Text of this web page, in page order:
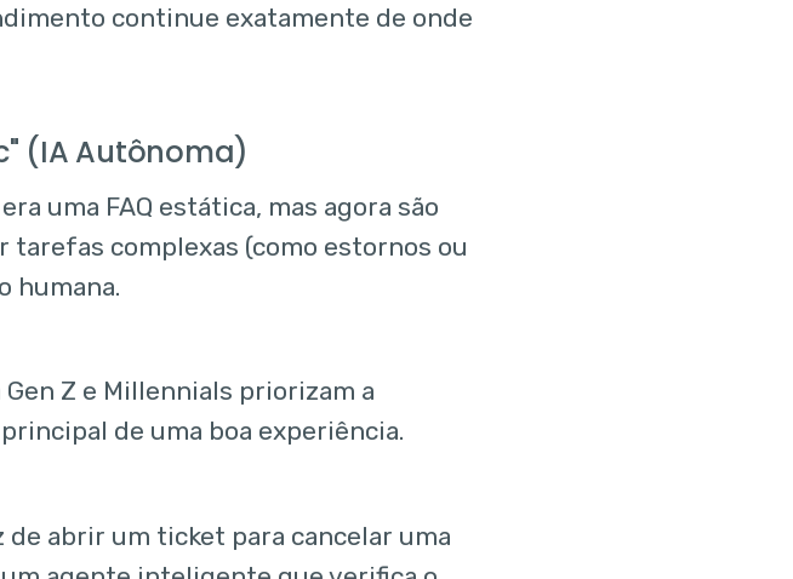
continue exatamente de onde
(IA Autônoma)
uma FAQ estática, mas agora são
tarefas complexas (como estornos ou
humana.
Gen Z e Millennials priorizam a
de uma boa experiência.
de abrir um ticket para cancelar uma